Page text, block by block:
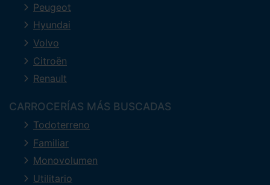
Peugeot
Hyundai
Volvo
Citroën
Renault
CARROCERÍAS MÁS BUSCADAS
Todoterreno
Familiar
Monovolumen
Utilitario